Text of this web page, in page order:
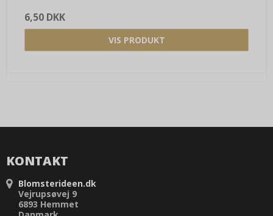
6,50 DKK
VIS PRODUKT
KONTAKT
Blomsterideen.dk
Vejrupsøvej 9
6893 Hemmet